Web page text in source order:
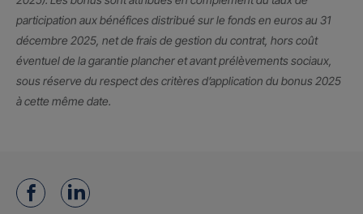
participation aux bénéfices distribué sur le fonds en euros au 31
décembre 2025, net de frais de gestion du contrat, hors coût
éventuel de la garantie plancher et avant prélèvements sociaux,
sous réserve du respect des critères d’application du bonus 2025
à cette même date.